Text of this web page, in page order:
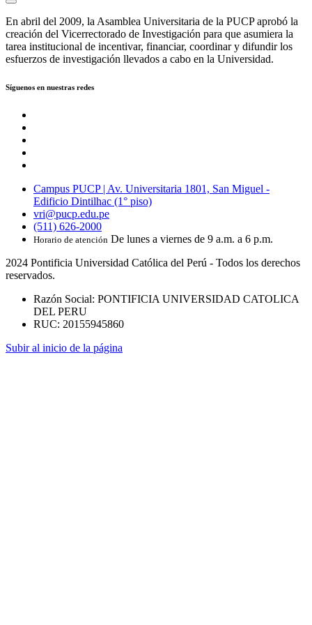
En abril del 2009, la Asamblea Universitaria de la PUCP aprobó la
creación del Vicerrectorado de Investigación para que asumiera la
tarea institucional de incentivar, financiar, coordinar y difundir los
esfuerzos de investigación llevados a cabo en la Universidad.
Síguenos en nuestras redes
Campus PUCP | Av. Universitaria 1801, San Miguel -
Edificio Dintilhac (1° piso)
vri@pucp.edu.pe
(511) 626-2000
Horario de atención De lunes a viernes de 9 a.m. a 6 p.m.
2024 Pontificia Universidad Católica del Perú - Todos los derechos
reservados.
Razón Social: PONTIFICIA UNIVERSIDAD CATOLICA
DEL PERU
RUC: 20155945860
Subir al inicio de la página